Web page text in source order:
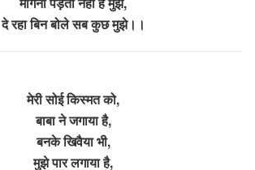
दे रहा बिन बोले सब कुछ मुझे।।
मेरी सोई किस्मत को,
बाबा ने जगाया है,
बनके खिवैया भी,
मुझे पार लगाया है,